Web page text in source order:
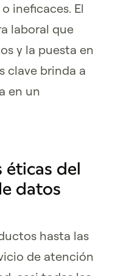
ineficaces. El
laboral que
y la puesta en
clave brinda a
en un
éticas del
datos
hasta las
de atención